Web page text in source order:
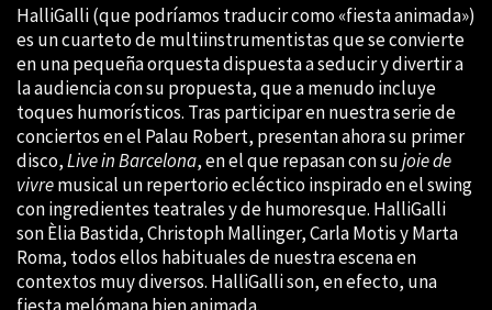
HalliGalli (que podríamos traducir como «fiesta animada»)
es un cuarteto de multiinstrumentistas que se convierte
en una pequeña orquesta dispuesta a seducir y divertir a
la audiencia con su propuesta, que a menudo incluye
toques humorísticos. Tras participar en nuestra serie de
conciertos en el Palau Robert, presentan ahora su primer
disco,Live in Barcelona, en el que repasan con sujoie de
vivremusical un repertorio ecléctico inspirado en el swing
con ingredientes teatrales y de humoresque. HalliGalli
son Èlia Bastida, Christoph Mallinger, Carla Motis y Marta
Roma, todos ellos habituales de nuestra escena en
contextos muy diversos. HalliGalli son, en efecto, una